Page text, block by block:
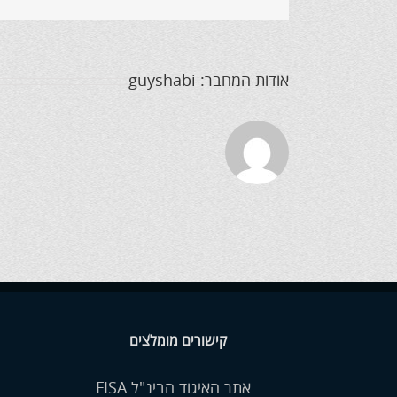
אודות המחבר: guyshabi
קישורים מומלצים
אתר האיגוד הבינ"ל FISA